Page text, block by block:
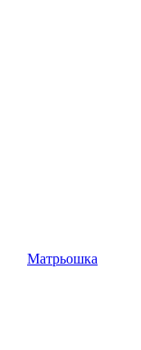
Матрьошка